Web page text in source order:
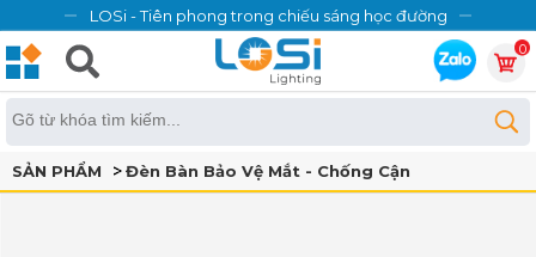
LOSi - Tiên phong trong chiếu sáng học đường
0
SẢN PHẨM Đèn Bàn Bảo Vệ Mắt - Chống Cận